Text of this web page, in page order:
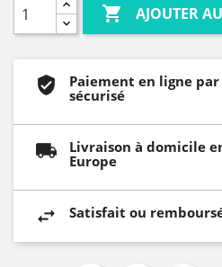
 AJOUTER
Paiement en ligne
sécurisé
Livraison à domicile
Europe
Satisfait ou